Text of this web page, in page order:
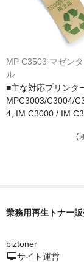
MP C3503 マゼン
ル
■主な対応プリンタ
MPC3003/C3004/
4, IM C3000 / IM
(
業務用再生トナー
biztoner
サイト運営